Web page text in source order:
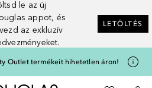
le az új
appot, és
az exkluzív
LETÖLTÉS
Outlet termékeit hihetetlen áron!